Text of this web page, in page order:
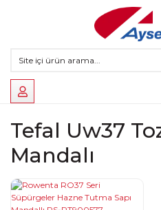
Tefal Uw37
Mandalı